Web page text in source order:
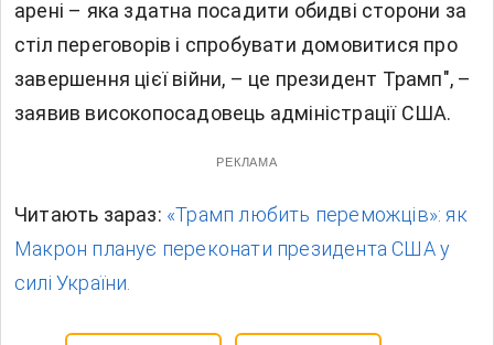
арені – яка здатна посадити обидві сторони за
стіл переговорів і спробувати домовитися про
завершення цієї війни, – це президент Трамп", –
заявив високопосадовець адміністрації США.
РЕКЛАМА
Читають зараз: «Трамп любить переможців»: як
Макрон планує переконати президента США у
силі України.